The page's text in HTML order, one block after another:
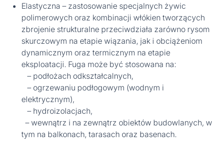
Elastyczna – zastosowanie specjalnych żywic
polimerowych oraz kombinacji włókien tworzących
zbrojenie strukturalne przeciwdziała zarówno rysom
skurczowym na etapie wiązania, jak i obciążeniom
dynamicznym oraz termicznym na etapie
eksploatacji. Fuga może być stosowana na:
– podłożach odkształcalnych,
– ogrzewaniu podłogowym (wodnym i
elektrycznym),
– hydroizolacjach,
– wewnątrz i na zewnątrz obiektów budowlanych, w
tym na balkonach, tarasach oraz basenach.